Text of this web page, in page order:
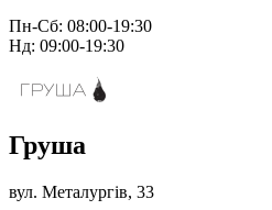
Пн-Сб: 08:00-19:30
Нд: 09:00-19:30
Груша
вул. Металургів, 33